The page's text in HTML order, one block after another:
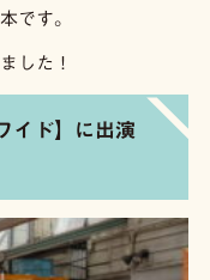
です。
した！
イド】に出演